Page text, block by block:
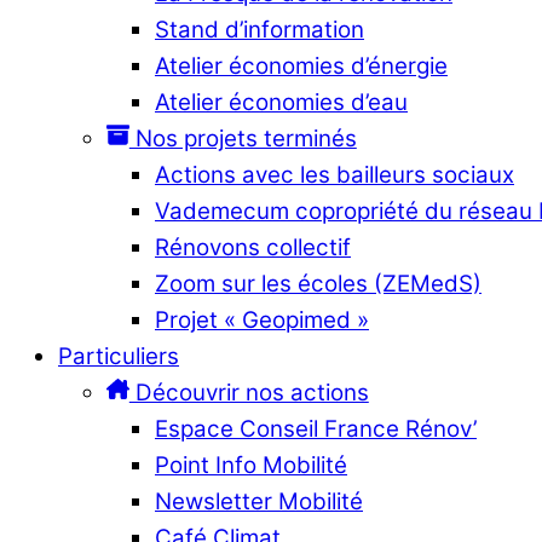
Stand d’information
Atelier économies d’énergie
Atelier économies d’eau
Nos projets terminés
Actions avec les bailleurs sociaux
Vademecum copropriété du réseau
Rénovons collectif
Zoom sur les écoles (ZEMedS)
Projet « Geopimed »
Particuliers
Découvrir nos actions
Espace Conseil France Rénov’
Point Info Mobilité
Newsletter Mobilité